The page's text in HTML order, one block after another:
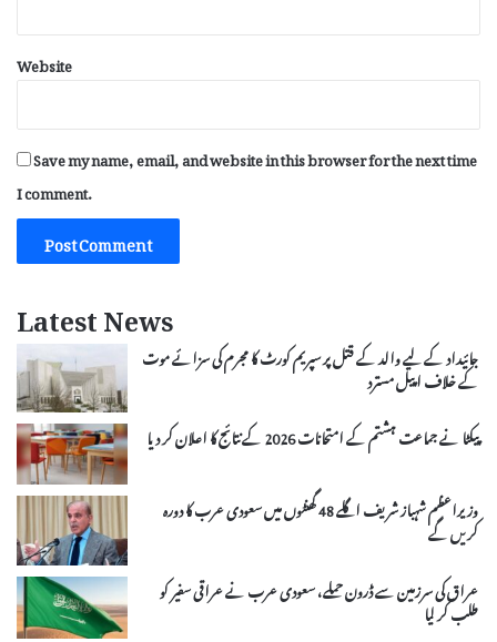
Website
Save my name, email, and website in this browser for the next time
I comment.
Latest News
جائیداد کے لیے والد کے قتل پر سپریم کورٹ کا مجرم کی سزائے موت
کے خلاف اپیل مسترد
پیکٹا نے جماعت ہشتم کے امتحانات 2026 کے نتائج کا اعلان کر دیا
وزیراعظم شہباز شریف اگلے 48 گھنٹوں میں سعودی عرب کا دورہ
کریں گے
عراق کی سرزمین سے ڈرون حملے، سعودی عرب نے عراقی سفیر کو
طلب کر لیا